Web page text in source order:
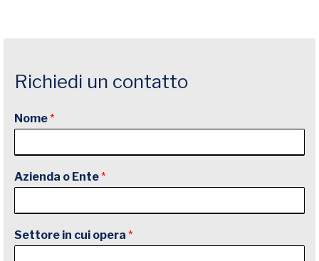
Richiedi un contatto
Nome*
Azienda o Ente*
Settore in cui opera *